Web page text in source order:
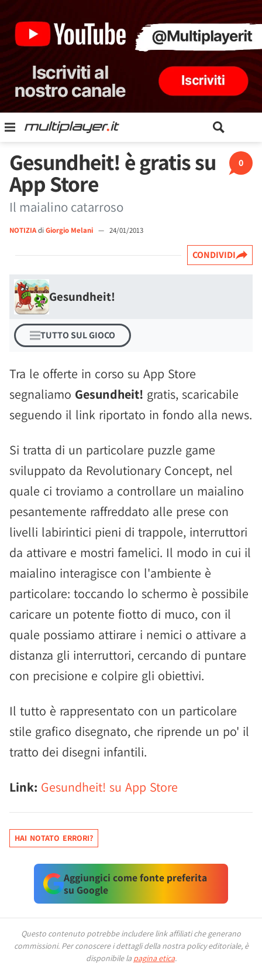
0
Gesundheit! è gratis su
App Store
Il maialino catarroso
NOTIZIAdi Giorgio Melani — 24/01/2013
CONDIVIDI
Gesundheit!
TUTTO SUL GIOCO
Tra le offerte in corso su App Store
segnaliamo Gesundheit! gratis, scaricabile
seguendo il link riportato in fondo alla news.
Si tratta di un particolare puzzle game
sviluppato da Revolutionary Concept, nel
quale ci troviamo a controllare un maialino
pesantemente raffreddato alle prese con
livelli labirintici pieni di trappole, interruttori
da attivare e mostri famelici. Il modo in cui il
maialino interagisce con l'ambiente è
particolare: toccando lo schermo è possibile
caricare un potente fiotto di muco, con il
quale possiamo attirare i nemici o attivare a
distanza gli interruttori, cercando di puntare
con precisione e colpire gli obiettivi.
Il tutto è rappresentato con un particolare
stile grafico disegnato, che riprende un po' il
tratto dei disegni infantili.
Link: Gesundheit! su App Store
HAI NOTATO ERRORI?
Aggiungici come fonte preferita
su Google
Questo contenuto potrebbe includere link affiliati che generano
commissioni. Per conoscere i dettagli della nostra policy editoriale, è
disponibile la pagina etica.